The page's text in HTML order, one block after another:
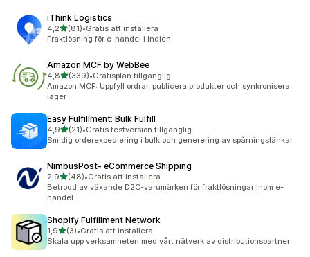
iThink Logistics
4,2av 5 stjärnor
(81)
81 recensioner totalt
•Gratis att installera
Fraktlösning för e-handel i Indien
Amazon MCF by WebBee
4,8av 5 stjärnor
(339)
339 recensioner totalt
•Gratisplan tillgänglig
Amazon MCF: Uppfyll ordrar, publicera produkter och synkronisera
lager
Easy Fulfillment: Bulk Fulfill
4,9av 5 stjärnor
(21)
21 recensioner totalt
•Gratis testversion tillgänglig
Smidig orderexpediering i bulk och generering av spårningslänkar
NimbusPost‑ eCommerce Shipping
2,9av 5 stjärnor
(48)
48 recensioner totalt
•Gratis att installera
Betrodd av växande D2C-varumärken för fraktlösningar inom e-
handel
Shopify Fulfillment Network
1,9av 5 stjärnor
(3)
3 recensioner totalt
•Gratis att installera
Skala upp verksamheten med vårt nätverk av distributionspartner